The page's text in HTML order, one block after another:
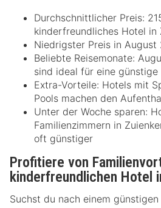
Durchschnittlicher Preis:
kinderfreundliches Hotel in
Niedrigster Preis in August
Beliebte Reisemonate:
sind ideal für eine günstige
Extra-Vorteile: Hotels mit
Pools machen den
Unter der Woche sparen:
Familienzimmern in
oft günstiger
Profitiere von
kinderfreundlichen Hotel
Suchst du nach einem